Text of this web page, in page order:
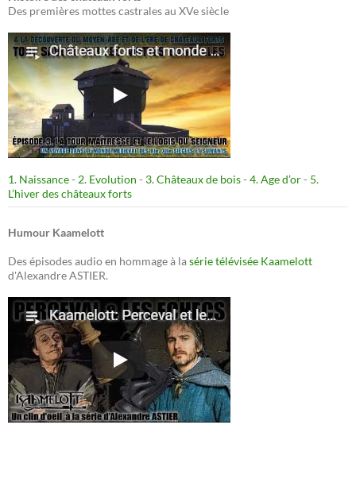
Des premières mottes castrales au XVe siècle
1. Naissance- 2. Evolution - 3. Châteaux de bois- 4. Age d’or- 5.
L’hiver des châteaux forts
Humour Kaamelott
Des épisodes audio en hommage à lasérie télévisée Kaamelott
d'Alexandre ASTIER.